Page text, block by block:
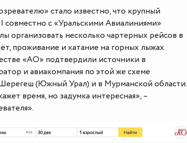
стало известно, что крупный
с «Уральскими Авиалиниями»
организовать несколько чартерных рейсов в
проживание и катание на горных лыжах.
«АО» подтвердили источники в
и авиакомпания по этой же схеме
(Южный Урал) и в Мурманской области.
время, но задумка интересная», –